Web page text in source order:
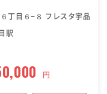
丁目６−８ フレスタ宇品
駅
円